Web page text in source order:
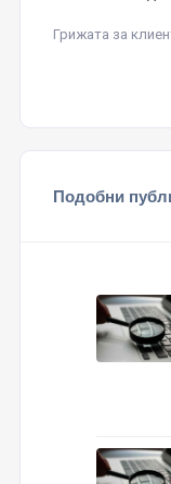
Грижата за
Подобни